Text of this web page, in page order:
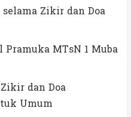
Zikir dan Doa
MTsN 1 Muba
dan Doa
Umum